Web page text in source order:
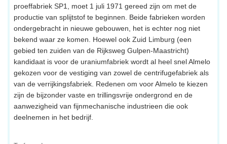
proeffabriek SP1, moet 1 juli 1971 gereed zijn om met de
productie van splijtstof te beginnen. Beide fabrieken worden
ondergebracht in nieuwe gebouwen, het is echter nog niet
bekend waar ze komen. Hoewel ook Zuid Limburg (een
gebied ten zuiden van de Rijksweg Gulpen-Maastricht)
kandidaat is voor de uraniumfabriek wordt al heel snel Almelo
gekozen voor de vestiging van zowel de centrifugefabriek als
van de verrijkingsfabriek. Redenen om voor Almelo te kiezen
zijn de bijzonder vaste en trillingsvrije ondergrond en de
aanwezigheid van fijnmechanische industrieen die ook
deelnemen in het bedrijf.